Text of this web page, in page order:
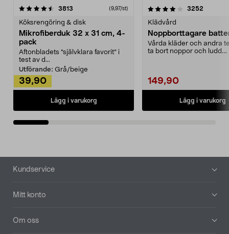
3813 (9,97/st)
Köksrengöring & disk
Mikrofiberduk 32 x 31 cm, 4-
pack
Aftonbladets "självklara favorit” i
test av d...
Utförande: Grå/beige
39,90
Lägg i varukorg
4.0av 5 stjärnor 3252
Klädvård
Noppborttagare
Vårda kläder och andra
ta bort noppor och ludd.
149,90
Lägg i varukorg
4.5av 5 stjärnor
Sidfot
Kundservice
Mitt konto
Om oss